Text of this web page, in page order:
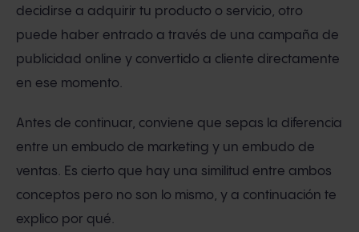
decidirse a adquirir tu producto o servicio, otro
puede haber entrado a través de una campaña de
publicidad online y convertido a cliente directamente
en ese momento.
Antes de continuar, conviene que sepas la diferencia
entre un embudo de marketing y un embudo de
ventas. Es cierto que hay una similitud entre ambos
conceptos pero no son lo mismo, y a continuación te
explico por qué.